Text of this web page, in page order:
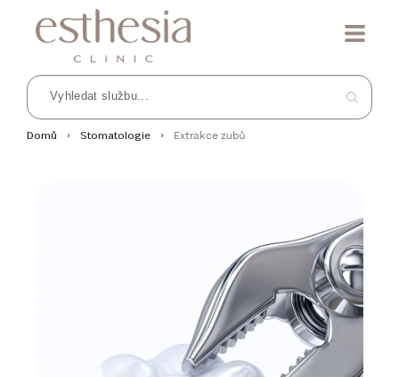
Domů Stomatologie Extrakce zubů